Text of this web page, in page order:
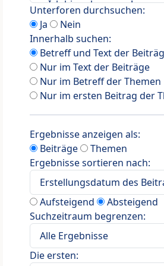
Unterforen durchsuchen:
Ja
Nein
Innerhalb suchen:
Betreff und Text der
Nur im Text der Beiträge
Nur im Betreff der Themen
Nur im ersten Beitrag der
Ergebnisse anzeigen als:
Beiträge
Themen
Ergebnisse sortieren nach:
Aufsteigend
Absteigend
Suchzeitraum begrenzen:
Die ersten: